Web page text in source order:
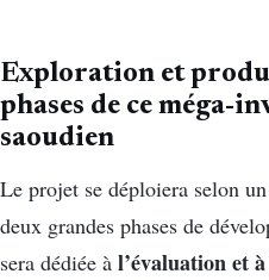
Exploration et
phases de ce méga-
saoudien
Le projet se déploiera selon
deux grandes phases de
sera dédiée à l’évaluation et